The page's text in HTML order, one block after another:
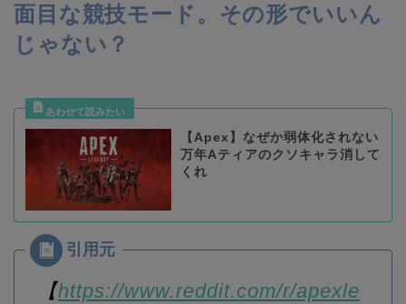
面目な競技モード。その形でいいん
じゃない？
【Apex】なぜか弱体化されない
万年Aティアのクソキャラ消して
くれ
【https://www.reddit.com/r/apexle